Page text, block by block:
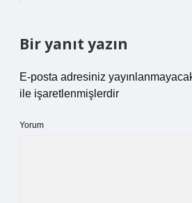
Bir yanıt yazın
E-posta adresiniz
ile işaretlenmişlerdir
Yorum